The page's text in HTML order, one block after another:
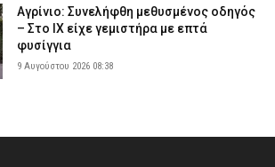
Αγρίνιο: Συνελήφθη μεθυσμένος οδηγός
– Στο ΙΧ είχε γεμιστήρα με επτά
φυσίγγια
9 Αυγούστου 2026 08:38